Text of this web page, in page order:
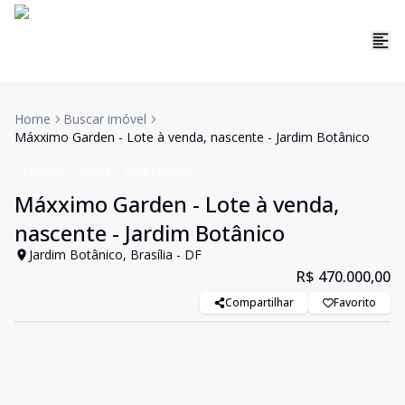
Home
Buscar imóvel
Máxximo Garden - Lote à venda, nascente - Jardim Botânico
Máxximo Garden - Lote à venda,
nascente - Jardim Botânico
Jardim Botânico, Brasília - DF
R$ 470.000,00
Compartilhar Favorito